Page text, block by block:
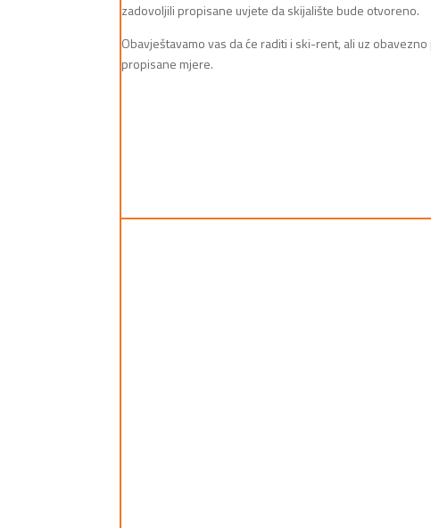
zadovoljili propisane uvjete da skijalište bude otvoreno.
Obavještavamo vas da će raditi i ski-rent, ali uz
propisane mjere.